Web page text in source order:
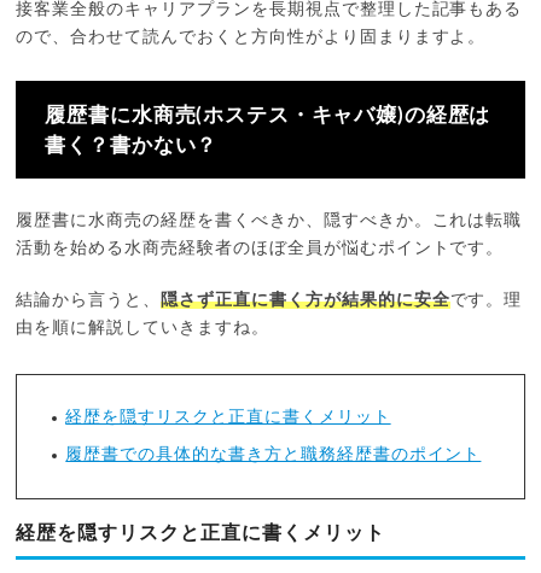
接客業全般のキャリアプランを長期視点で整理した記事もある
ので、合わせて読んでおくと方向性がより固まりますよ。
履歴書に水商売(ホステス・キャバ嬢)の経歴は
書く？書かない？
履歴書に水商売の経歴を書くべきか、隠すべきか。これは転職
活動を始める水商売経験者のほぼ全員が悩むポイントです。
結論から言うと、隠さず正直に書く方が結果的に安全です。理
由を順に解説していきますね。
経歴を隠すリスクと正直に書くメリット
履歴書での具体的な書き方と職務経歴書のポイント
経歴を隠すリスクと正直に書くメリット